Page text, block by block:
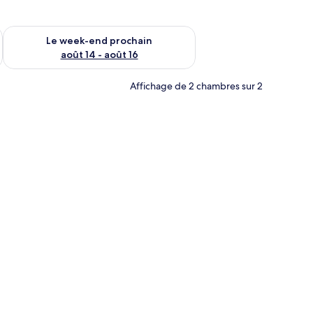
août 7 - août 9
Le week-end prochain
août 14 - août 16
Vérifier la disponibilité pour le week-end prochain août 14 -
Affichage de 2 chambres sur 2